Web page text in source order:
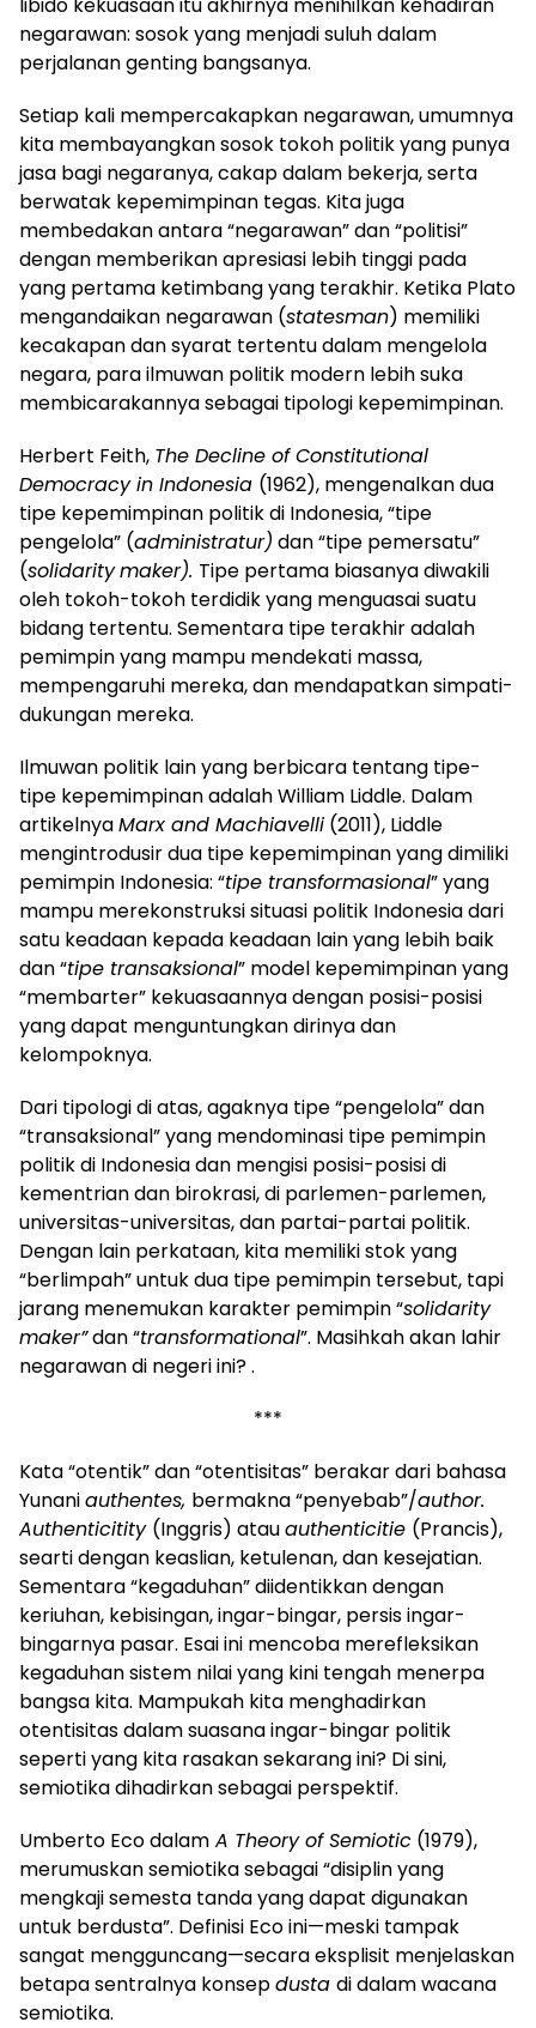
negarawan: sosok yang menjadi suluh dalam
perjalanan genting bangsanya.
Setiap kali mempercakapkan negarawan, umumnya
kita membayangkan sosok tokoh politik yang punya
jasa bagi negaranya, cakap dalam bekerja, serta
berwatak kepemimpinan tegas. Kita juga
membedakan antara “negarawan” dan “politisi”
dengan memberikan apresiasi lebih tinggi pada
yang pertama ketimbang yang terakhir. Ketika Plato
mengandaikan negarawan (statesman) memiliki
kecakapan dan syarat tertentu dalam mengelola
negara, para ilmuwan politik modern lebih suka
membicarakannya sebagai tipologi kepemimpinan.
Herbert Feith, The Decline of Constitutional
Democracy in Indonesia (1962), mengenalkan dua
tipe kepemimpinan politik di Indonesia, “tipe
pengelola” (administratur) dan “tipe pemersatu”
(solidaritymaker). Tipe pertama biasanya diwakili
oleh tokoh-tokoh terdidik yang menguasai suatu
bidang tertentu. Sementara tipe terakhir adalah
pemimpin yang mampu mendekati massa,
mempengaruhi mereka, dan mendapatkan simpati-
dukungan mereka.
Ilmuwan politik lain yang berbicara tentang tipe-
tipe kepemimpinan adalah William Liddle. Dalam
artikelnyaMarx and Machiavelli (2011), Liddle
mengintrodusir dua tipe kepemimpinan yang dimiliki
pemimpin Indonesia: “tipe transformasional” yang
mampu merekonstruksi situasi politik Indonesia dari
satu keadaan kepada keadaan lain yang lebih baik
dan “tipe transaksional” model kepemimpinan yang
“membarter” kekuasaannya dengan posisi-posisi
yang dapat menguntungkan dirinya dan
kelompoknya.
Dari tipologi di atas, agaknya tipe “pengelola” dan
“transaksional” yang mendominasi tipe pemimpin
politik di Indonesia dan mengisi posisi-posisi di
kementrian dan birokrasi, di parlemen-parlemen,
universitas-universitas, dan partai-partai politik.
Dengan lain perkataan, kita memiliki stok yang
“berlimpah” untuk dua tipe pemimpin tersebut, tapi
jarang menemukan karakter pemimpin “solidarity
maker”dan “transformational”. Masihkah akan lahir
negarawan di negeri ini? .
***
Kata “otentik” dan “otentisitas” berakar dari bahasa
Yunaniauthentes, bermakna “penyebab”/author.
Authenticitity (Inggris) atauauthenticitie (Prancis),
searti dengan keaslian, ketulenan, dan kesejatian.
Sementara “kegaduhan” diidentikkan dengan
keriuhan, kebisingan, ingar-bingar, persis ingar-
bingarnya pasar. Esai ini mencoba merefleksikan
kegaduhan sistem nilai yang kini tengah menerpa
bangsa kita. Mampukah kita menghadirkan
otentisitas dalam suasana ingar-bingar politik
seperti yang kita rasakan sekarang ini? Di sini,
semiotika dihadirkan sebagai perspektif.
Umberto Eco dalam A Theory of Semiotic (1979),
merumuskan semiotika sebagai “disiplin yang
mengkaji semesta tanda yang dapat digunakan
untuk berdusta”. Definisi Eco ini—meski tampak
sangat mengguncang—secara eksplisit menjelaskan
betapa sentralnya konsepdusta di dalam wacana
semiotika.